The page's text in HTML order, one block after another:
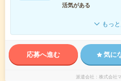
活気がある
もっ
応募へ進む 気に
派遣会社 株式会社